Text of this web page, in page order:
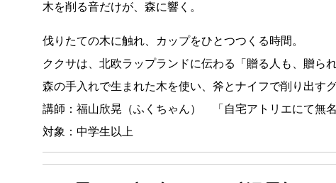
木を削る音だけが、森に響く。
伐りたての木に触れ、カップをひとつつくる時間。
ククサは、北欧ラップランドに伝わる「贈る人も、贈ら
森の手入れで生まれた木を使い、斧とナイフで削り出す
講師： 福山欣晃（ふくちゃん） 「自宅アトリエにて無名
対象：中学生以上